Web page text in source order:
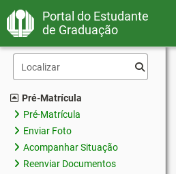
Portal do Estudante
de Graduação
Pré-Matrícula
Pré-Matrícula
Enviar Foto
Acompanhar Situação
Reenviar Documentos